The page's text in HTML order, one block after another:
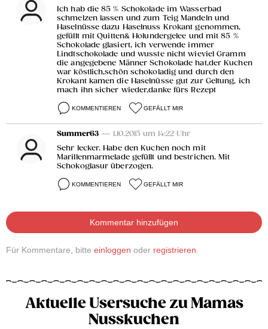
Ich hab die 85 % Schokolade im Wasserbad
schmelzen lassen und zum Teig Mandeln und
Haselnüsse dazu Haselnuss Krokant genommen,
gefüllt mit Quitten& Holundergelee und mit 85 %
Schokolade glasiert, ich verwende immer
Lindtschokolade und wusste nicht wieviel Gramm
die angegebene Männer Schokolade hat,der Kuchen
war köstlich,schön schokoladig und durch den
Krokant kamen die Haselnüsse gut zur Geltung, ich
mach ihn sicher wieder,danke fürs Rezept
KOMMENTIEREN GEFÄLLT MIR
Summer63 — 1.10.2015 um 14:22 Uhr
Sehr lecker. Habe den Kuchen noch mit
Marillenmarmelade gefüllt und bestrichen. Mit
Schokoglasur überzogen.
KOMMENTIEREN GEFÄLLT MIR
Kommentar hinzufügen
Für Kommentare, bitte einloggen oder registrieren
Aktuelle Usersuche zu Mamas
Nusskuchen